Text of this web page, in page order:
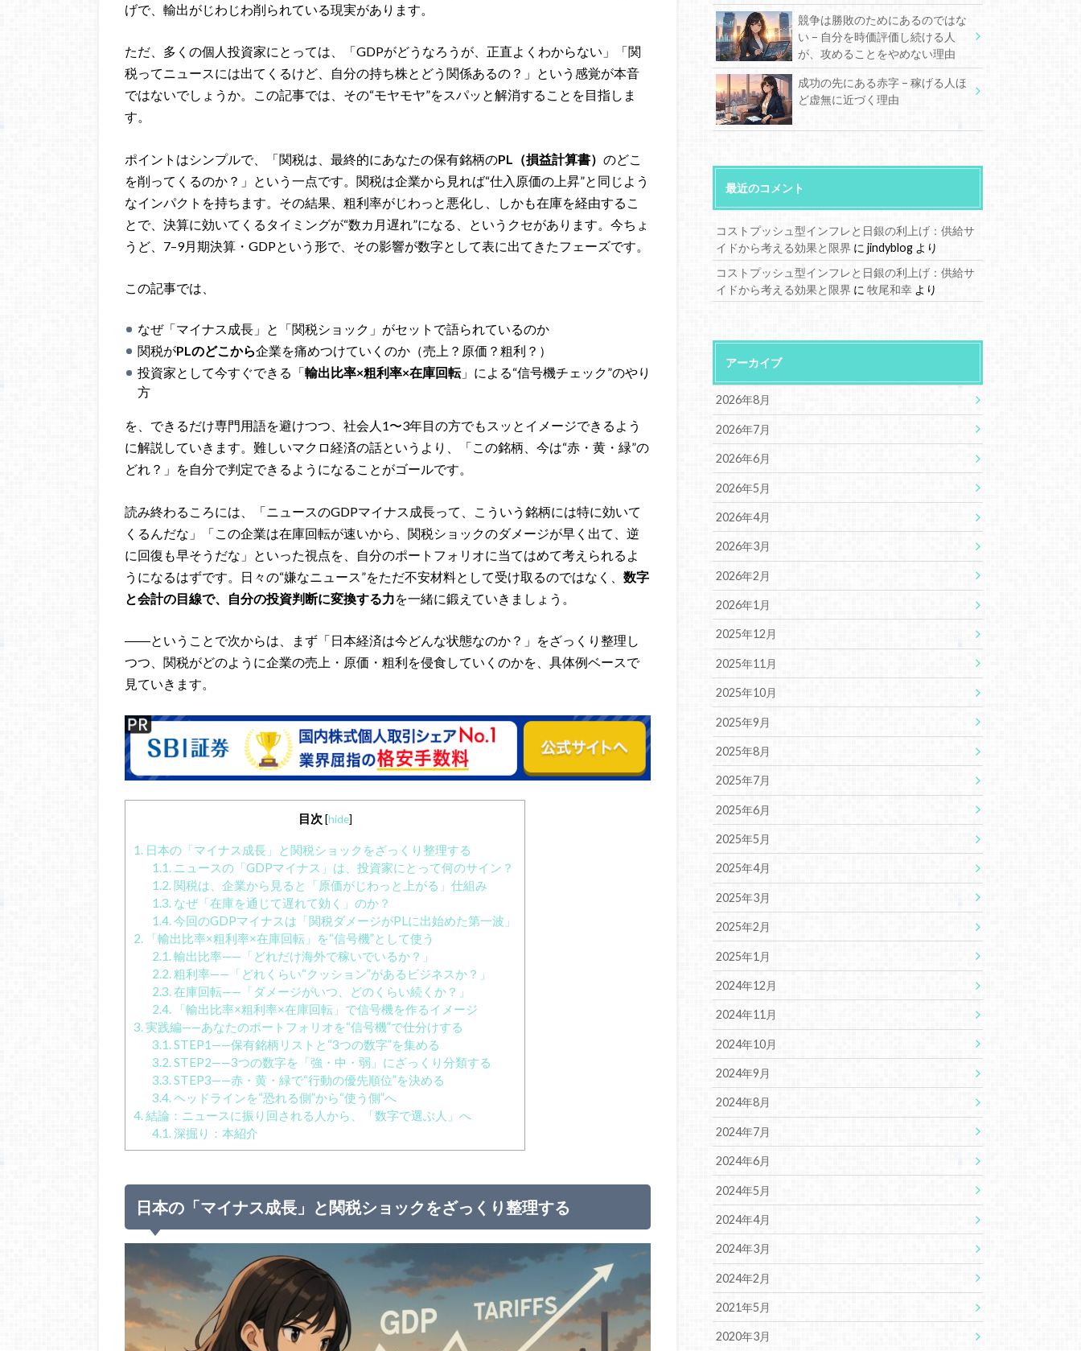
げで、輸出がじわじわ削られている現実があります。
ただ、多くの個人投資家にとっては、「GDPがどうなろうが、正直よくわからない」「関
税ってニュースには出てくるけど、自分の持ち株とどう関係あるの？」という感覚が本音
ではないでしょうか。この記事では、その“モヤモヤ”をスパッと解消することを目指しま
す。
ポイントはシンプルで、「関税は、最終的にあなたの保有銘柄のPL（損益計算書） のどこ
を削ってくるのか？」という一点です。関税は企業から見れば“仕入原価の上昇”と同じよう
なインパクトを持ちます。その結果、粗利率がじわっと悪化し、しかも在庫を経由するこ
とで、決算に効いてくるタイミングが“数カ月遅れ”になる、というクセがあります。今ちょ
うど、7–9月期決算・GDPという形で、その影響が数字として表に出てきたフェーズです。
この記事では、
なぜ「マイナス成長」と「関税ショック」がセットで語られているのか
関税がPLのどこから企業を痛めつけていくのか（売上？原価？粗利？）
投資家として今すぐできる「輸出比率×粗利率×在庫回転」による“信号機チェック”のやり
方
を、できるだけ専門用語を避けつつ、社会人1〜3年目の方でもスッとイメージできるよう
に解説していきます。難しいマクロ経済の話というより、「この銘柄、今は“赤・黄・緑”の
どれ？」を自分で判定できるようになることがゴールです。
読み終わるころには、「ニュースのGDPマイナス成長って、こういう銘柄には特に効いて
くるんだな」「この企業は在庫回転が速いから、関税ショックのダメージが早く出て、逆
に回復も早そうだな」といった視点を、自分のポートフォリオに当てはめて考えられるよ
うになるはずです。日々の“嫌なニュース”をただ不安材料として受け取るのではなく、 数字
と会計の目線で、自分の投資判断に変換する力を一緒に鍛えていきましょう。
――ということで次からは、まず「日本経済は今どんな状態なのか？」をざっくり整理し
つつ、関税がどのように企業の売上・原価・粗利を侵食していくのかを、具体例ベースで
見ていきます。
目次 [hide]
1. 日本の「マイナス成長」と関税ショックをざっくり整理する
1.1.ニュースの「GDPマイナス」は、投資家にとって何のサイン？
1.2.関税は、企業から見ると「原価がじわっと上がる」仕組み
1.3.なぜ「在庫を通じて遅れて効く」のか？
1.4.今回のGDPマイナスは「関税ダメージがPLに出始めた第一波」
2. 「輸出比率×粗利率×在庫回転」を“信号機”として使う
2.1.輸出比率——「どれだけ海外で稼いでいるか？」
2.2.粗利率——「どれくらい“クッション”があるビジネスか？」
2.3.在庫回転——「ダメージがいつ、どのくらい続くか？」
2.4.「輸出比率×粗利率×在庫回転」で信号機を作るイメージ
3.実践編——あなたのポートフォリオを“信号機”で仕分けする
3.1.STEP1——保有銘柄リストと“3つの数字”を集める
3.2.STEP2——3つの数字を「強・中・弱」にざっくり分類する
3.3.STEP3——赤・黄・緑で“行動の優先順位”を決める
3.4.ヘッドラインを“恐れる側”から“使う側”へ
4.結論：ニュースに振り回される人から、「数字で選ぶ人」へ
4.1.深掘り：本紹介
日本の「マイナス成長」と関税ショックをざっくり整理する
競争は勝敗のためにあるのではな
い – 自分を時価評価し続ける人
が、攻めることをやめない理由
成功の先にある赤字 – 稼げる人ほ
ど虚無に近づく理由
最近のコメント
コストプッシュ型インフレと日銀の利上げ：供給サ
イドから考える効果と限界 にjindyblog より
コストプッシュ型インフレと日銀の利上げ：供給サ
イドから考える効果と限界 に牧尾和幸 より
アーカイブ
2026年8月
2026年7月
2026年6月
2026年5月
2026年4月
2026年3月
2026年2月
2026年1月
2025年12月
2025年11月
2025年10月
2025年9月
2025年8月
2025年7月
2025年6月
2025年5月
2025年4月
2025年3月
2025年2月
2025年1月
2024年12月
2024年11月
2024年10月
2024年9月
2024年8月
2024年7月
2024年6月
2024年5月
2024年4月
2024年3月
2024年2月
2021年5月
2020年3月